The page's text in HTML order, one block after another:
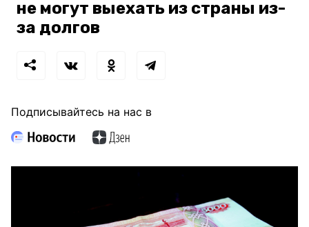
не могут выехать из страны из-
за долгов
Подписывайтесь на нас в